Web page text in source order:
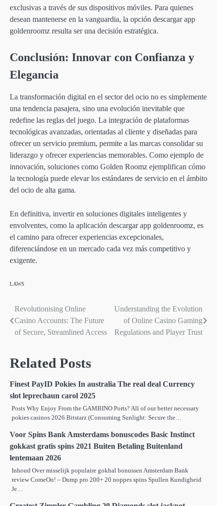
exclusivas a través de sus dispositivos móviles. Para quienes
desean mantenerse en la vanguardia, la opción descargar app
goldenroomz resulta ser una decisión estratégica.
Conclusión: Innovar con Confianza y
Elegancia
La transformación digital en el sector del ocio no es simplemente
una tendencia pasajera, sino una evolución inevitable que
redefine las reglas del juego. La integración de plataformas
tecnológicas avanzadas, orientadas al cliente y diseñadas para
ofrecer un servicio premium, permite a las marcas consolidar su
liderazgo y ofrecer experiencias memorables. Como ejemplo de
innovación, soluciones como Golden Roomz ejemplifican cómo
la tecnología puede elevar los estándares de servicio en el ámbito
del ocio de alta gama.
En definitiva, invertir en soluciones digitales inteligentes y
envolventes, como la aplicación descargar app goldenroomz, es
el camino para ofrecer experiencias excepcionales,
diferenciándose en un mercado cada vez más competitivo y
exigente.
LAWS
Post
navigation
Revolutionising Online
Casino Accounts: The Future
of Secure, Streamlined Access
Understanding the Evolution
of Online Casino Gaming
Regulations and Player Trust
Related Posts
Finest PayID Pokies In australia The real deal Currency
slot leprechaun carol 2025
Posts Why Enjoy From the GAMBINO Ports? All of our better necessary
pokies casinos 2026 Bitstarz (Consuming Sunlight: Secure the…
Voor Spins Bank Amsterdams bonuscodes Basic Instinct
gokkast gratis spins 2021 Buiten Betaling Buitenland
lentemaan 2026
Inhoud Over misselijk populaire gokhal bonussen Amsterdam Bank
review ComeOn! – Dump pro 200+ 20 noppes spins Spullen Kundigheid
Je…